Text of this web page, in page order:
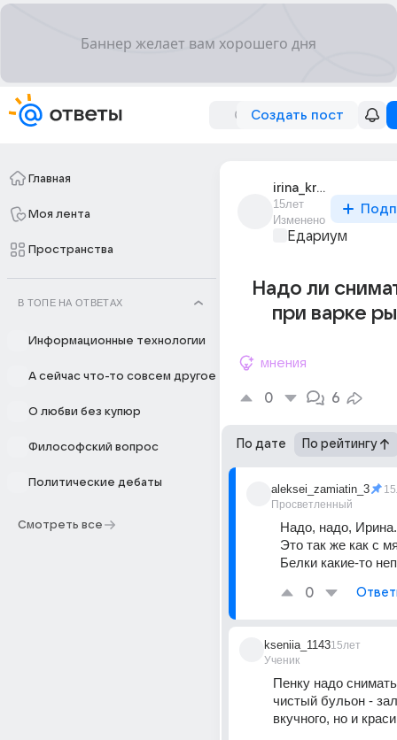
Создать пост
Главная
Моя лента
Пространства
В ТОПЕ НА ОТВЕТАХ
Информационные технологии
А сейчас что-то совсем другое
О любви без купюр
Философский вопрос
Политические дебаты
Смотреть все
irina_krylova_477
15лет
Изменено
Едариум
Надо ли
при варке
мнения
0 6
По дате По рейтингу
aleksei_zamiatin_3
Просветленный
Надо, надо,
Это так же как с
Белки какие-то
0
kseniia_1143
Ученик
15лет
Пенку надо
чистый бульон -
вкучного, но и